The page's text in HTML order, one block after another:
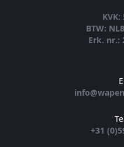
KVK:
BTW:
Erk. nr.:
+31